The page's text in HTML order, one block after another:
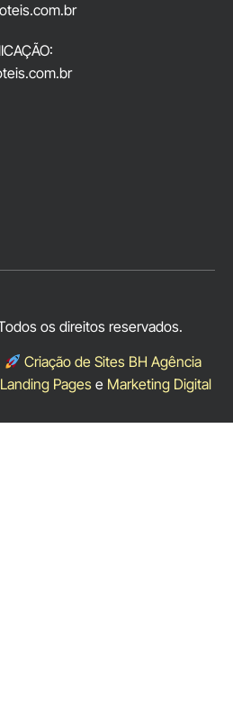
os direitos reservados.
Criação de Sites BH Agência
Pagese Marketing Digital